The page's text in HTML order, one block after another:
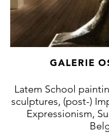
GALERIE
Latem School
sculptures, (post-)
Expressionism,